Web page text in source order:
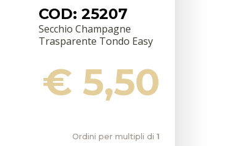
COD: 25207
Secchio Champagne
Trasparente Tondo Easy
€ 5,50
Ordini per multipli di 1